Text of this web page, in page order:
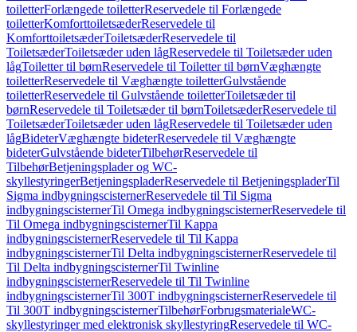
toiletterForlængede toiletterReservedele til Forlængede
toiletterKomforttoiletsæderReservedele til
KomforttoiletsæderToiletsæderReservedele til
ToiletsæderToiletsæder uden lågReservedele til Toiletsæder uden
lågToiletter til børnReservedele til Toiletter til børnVæghængte
toiletterReservedele til Væghængte toiletterGulvstående
toiletterReservedele til Gulvstående toiletterToiletsæder til
børnReservedele til Toiletsæder til børnToiletsæderReservedele til
ToiletsæderToiletsæder uden lågReservedele til Toiletsæder uden
lågBideterVæghængte bideterReservedele til Væghængte
bideterGulvstående bideterTilbehørReservedele til
TilbehørBetjeningsplader og WC-
skyllestyringerBetjeningspladerReservedele til BetjeningspladerTil
Sigma indbygningscisternerReservedele til Til Sigma
indbygningscisternerTil Omega indbygningscisternerReservedele til
Til Omega indbygningscisternerTil Kappa
indbygningscisternerReservedele til Til Kappa
indbygningscisternerTil Delta indbygningscisternerReservedele til
Til Delta indbygningscisternerTil Twinline
indbygningscisternerReservedele til Til Twinline
indbygningscisternerTil 300T indbygningscisternerReservedele til
Til 300T indbygningscisternerTilbehørForbrugsmaterialeWC-
skyllestyringer med elektronisk skyllestyringReservedele til WC-